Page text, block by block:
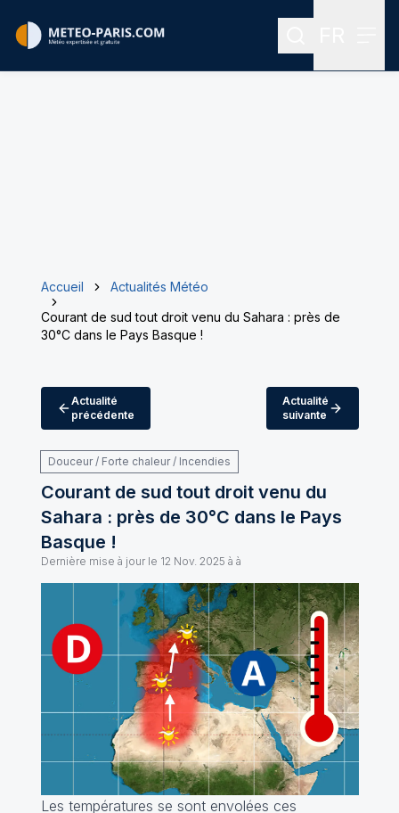
Rechercher
Accueil
Actualités Météo
Courant de sud tout droit venu du Sahara : près de
30°C dans le Pays Basque !
Actualité
précédente
Actualité
suivante
Douceur / Forte chaleur / Incendies
Courant de sud tout droit venu du
Sahara : près de 30°C dans le Pays
Basque !
Dernière mise à jour le 12 Nov. 2025 à à
Les températures se sont envolées ces